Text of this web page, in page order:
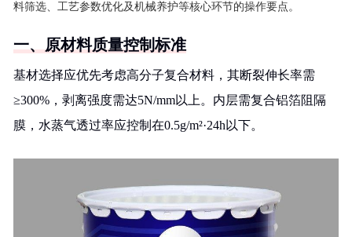
料筛选、工艺参数优化及机械养护等核心环节的操作要点。
一、原材料质量控制标准
基材选择应优先考虑高分子复合材料，其断裂伸长率需
≥300%，剥离强度需达5N/mm以上。内层需复合铝箔阻隔
膜，水蒸气透过率应控制在0.5g/m²·24h以下。